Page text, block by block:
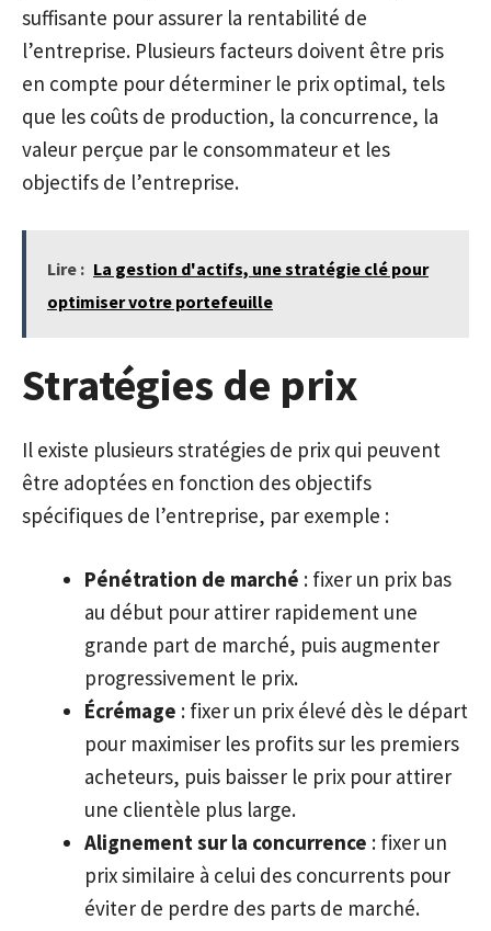
suffisante pour assurer la rentabilité de
l’entreprise. Plusieurs facteurs doivent être pris
en compte pour déterminer le prix optimal, tels
que les coûts de production, la concurrence, la
valeur perçue par le consommateur et les
objectifs de l’entreprise.
Lire : La gestion d'actifs, une stratégie clé pour
optimiser votre portefeuille
Stratégies de prix
Il existe plusieurs stratégies de prix qui peuvent
être adoptées en fonction des objectifs
spécifiques de l’entreprise, par exemple :
Pénétration de marché : fixer un prix bas
au début pour attirer rapidement une
grande part de marché, puis augmenter
progressivement le prix.
Écrémage : fixer un prix élevé dès le départ
pour maximiser les profits sur les premiers
acheteurs, puis baisser le prix pour attirer
une clientèle plus large.
Alignement sur la concurrence : fixer un
prix similaire à celui des concurrents pour
éviter de perdre des parts de marché.